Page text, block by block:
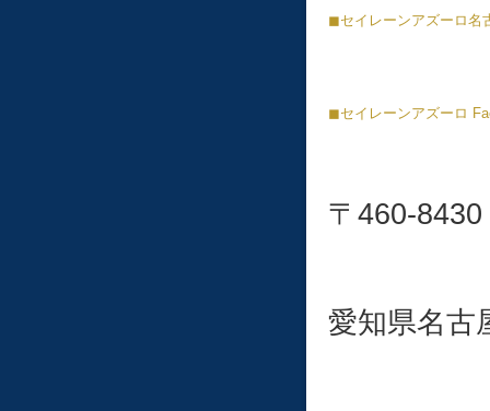
◼︎セイレーンアズーロ名
◼︎セイレーンアズーロ
〒460-8430
愛知県名古